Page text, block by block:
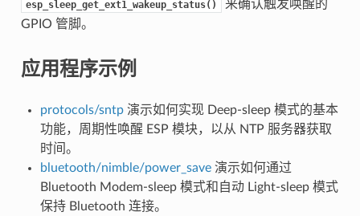
esp_sleep_get_ext1_wakeup_status()
来确认触发唤醒的
GPIO 管脚。
应用程序示例
protocols/sntp演示如何实现 Deep-sleep 模式的基本
功能，周期性唤醒 ESP 模块，以从 NTP 服务器获取
时间。
bluetooth/nimble/power_save演示如何通过
Bluetooth Modem-sleep 模式和自动 Light-sleep 模式
保持 Bluetooth 连接。